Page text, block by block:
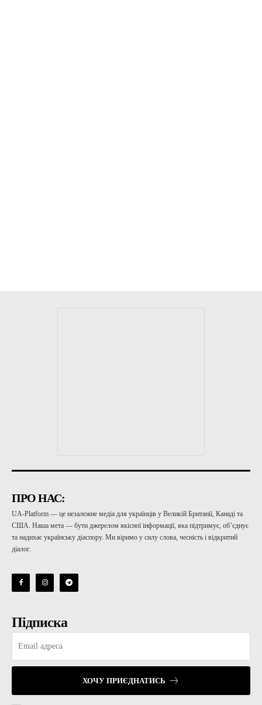
ПРО НАС:
UA-Platform — це незалежне медіа для українців у Великій Британії, Канаді та
США. Наша мета — бути джерелом якісної інформації, яка підтримує, об’єднує
та надихає українську діаспору. Ми віримо у силу слова, чесність і відкритий
діалог.
Підписка
ХОЧУ ПРИЄДНАТИСЬ